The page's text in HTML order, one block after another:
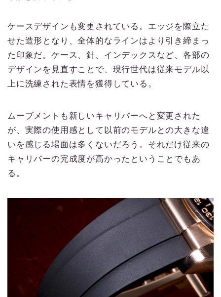
ケースデザインも変更されている。エッジを際立た
せた造形となり、全体的なラインはより引き締まっ
た印象だ。ケース、針、インデックスなど、各部の
デザインを見直すことで、現行世代は従来モデル以
上に洗練された表情を獲得している。
ムーブメントも新しいキャリバーへと変更された
が、実際の使用感として以前のモデルとの大きな違
いを感じる場面は多くないだろう。それだけ従来の
キャリバーの完成度が高かったということでもあ
る。